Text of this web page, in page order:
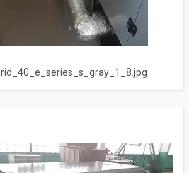
rid_40_e_series_s_gray_1_8.jpg